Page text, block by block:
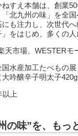
すえ本舗は、創業
「北九州の味」を全
にも注力し、次世代
をはじめ、多くの
天市場、WESTERモ
国水産加工たべもの
吟醸辛子明太子420g
以上
の味”を、もっ